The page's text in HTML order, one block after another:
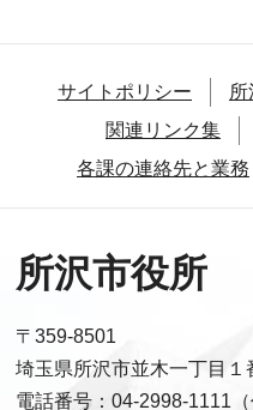
サイトポリシー
関連リンク集
各課の連絡先と業務
所沢市役所
〒359-8501
埼玉県所沢市並木一丁目１
電話番号：04-2998-1111（